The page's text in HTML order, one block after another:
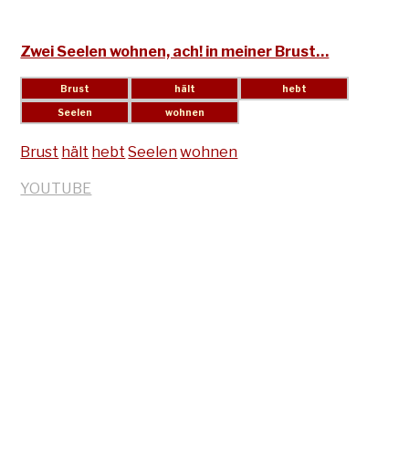
Zwei Seelen wohnen, ach! in meiner Brust…
Brust hält hebt Seelenwohnen
YOUTUBE